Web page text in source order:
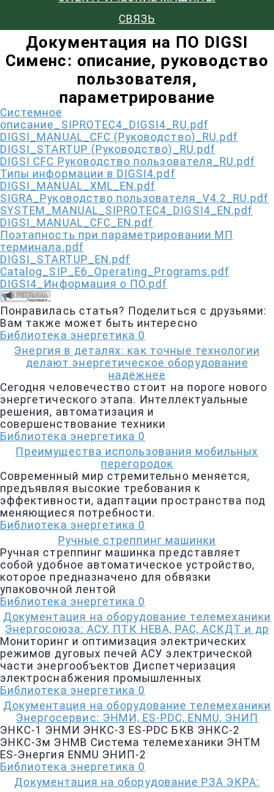
СВЯЗЬ
Документация на ПО DIGSI
Сименс: описание, руководство
пользователя,
параметрирование
Системное
описание_SIPROTEC4_DIGSI4_RU.pdf
DIGSI_MANUAL_CFC (Руководство)_RU.pdf
DIGSI_STARTUP (Руководство)_RU.pdf
DIGSI CFC Руководство пользователя_RU.pdf
Типы информации в DIGSI4.pdf
DIGSI_MANUAL_XML_EN.pdf
SIGRA_Руководство пользователя_V4.2_RU.pdf
SYSTEM_MANUAL_SIPROTEC4_DIGSI4_EN.pdf
DIGSI_MANUAL_CFC_EN.pdf
Поэтапность при параметрировании МП
терминала.pdf
DIGSI_STARTUP_EN.pdf
Catalog_SIP_E6_Operating_Programs.pdf
DIGSI4_Информация о ПО.pdf
Понравилась статья? Поделиться с друзьями:
Вам также может быть интересно
Библиотека энергетика 0
Энергия в деталях: как точные технологии
делают энергетическое оборудование
надёжнее
Сегодня человечество стоит на пороге нового
энергетического этапа. Интеллектуальные
решения, автоматизация и
совершенствование техники
Библиотека энергетика 0
Преимущества использования мобильных
перегородок
Современный мир стремительно меняется,
предъявляя высокие требования к
эффективности, адаптации пространства под
меняющиеся потребности.
Библиотека энергетика 0
Ручные стреппинг машинки
Ручная стреппинг машинка представляет
собой удобное автоматическое устройство,
которое предназначено для обвязки
упаковочной лентой
Библиотека энергетика 0
Документация на оборудование телемеханики
Энергосоюза: АСУ, ПТК НЕВА, РАС, АСКДТ и др
Мониторинг и оптимизация электрических
режимов дуговых печей АСУ электрической
части энергообъектов Диспетчеризация
электроснабжения промышленных
Библиотека энергетика 0
Документация на оборудование телемеханики
Энергосервис: ЭНМИ, ES-PDC, ENMU, ЭНИП
ЭНКС-1 ЭНМИ ЭНКС-3 ES-PDC БКВ ЭНКС-2
ЭНКС-3м ЭНМВ Система телемеханики ЭНТМ
ES-Энергия ENMU ЭНИП-2
Библиотека энергетика 0
Документация на оборудование РЗА ЭКРА: